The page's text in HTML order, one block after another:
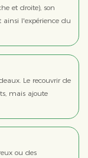
et droite), son
l'expérience du
Le recouvrir de
mais ajoute
ou des